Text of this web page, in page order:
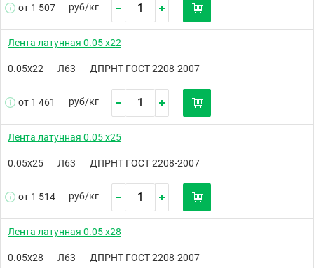
от 1 507 руб/кг
Лента латунная 0.05 х22
0.05х22 Л63 ДПРНТ ГОСТ 2208-2007
от 1 461 руб/кг
Лента латунная 0.05 х25
0.05х25 Л63 ДПРНТ ГОСТ 2208-2007
от 1 514 руб/кг
Лента латунная 0.05 х28
0.05х28 Л63 ДПРНТ ГОСТ 2208-2007